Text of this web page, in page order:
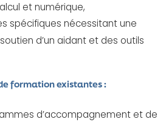
et numérique,
spécifiques nécessitant une
d’un aidant et des outils
formation existantes :
d’accompagnement et de